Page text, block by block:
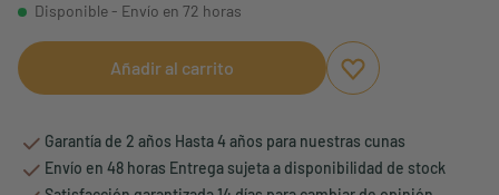
Disponible - Envío en 72 horas
Añadir al carrito
Aggiungi ai
borrar favoritos
Garantía de 2 años Hasta 4 años para nuestras cunas
Envío en 48 horas Entrega sujeta a disponibilidad de stock